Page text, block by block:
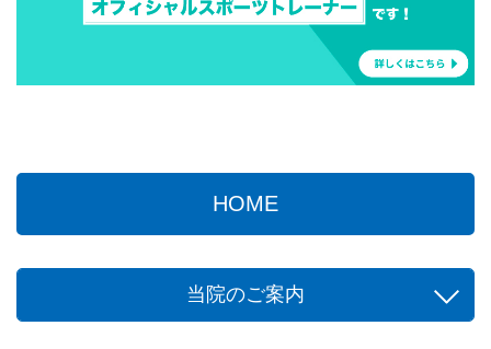
HOME
当院のご案内